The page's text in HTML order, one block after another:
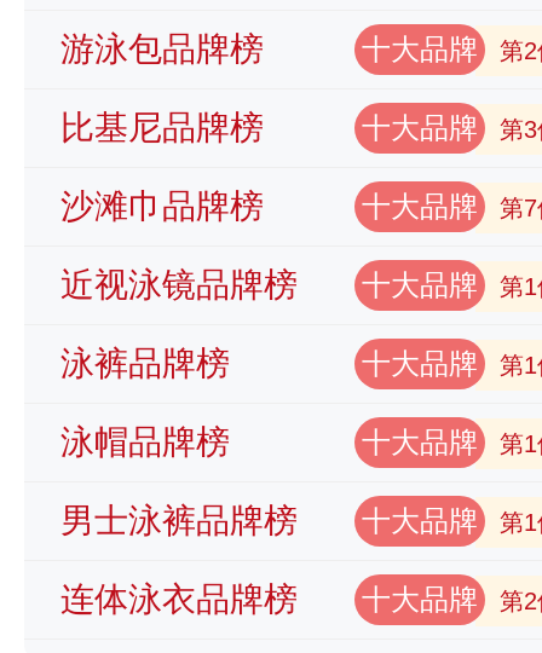
游泳包品牌榜 十大品牌 第2
比基尼品牌榜 十大品牌 第3
沙滩巾品牌榜 十大品牌 第7
近视泳镜品牌榜 十大品牌 第1
泳裤品牌榜 十大品牌 第1
泳帽品牌榜 十大品牌 第1
男士泳裤品牌榜 十大品牌 第1
连体泳衣品牌榜 十大品牌 第2